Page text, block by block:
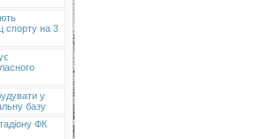
спорту на 3
у
базу
ФК